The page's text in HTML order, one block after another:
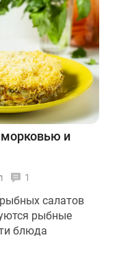
и
1
салатов
рыбные
блюда